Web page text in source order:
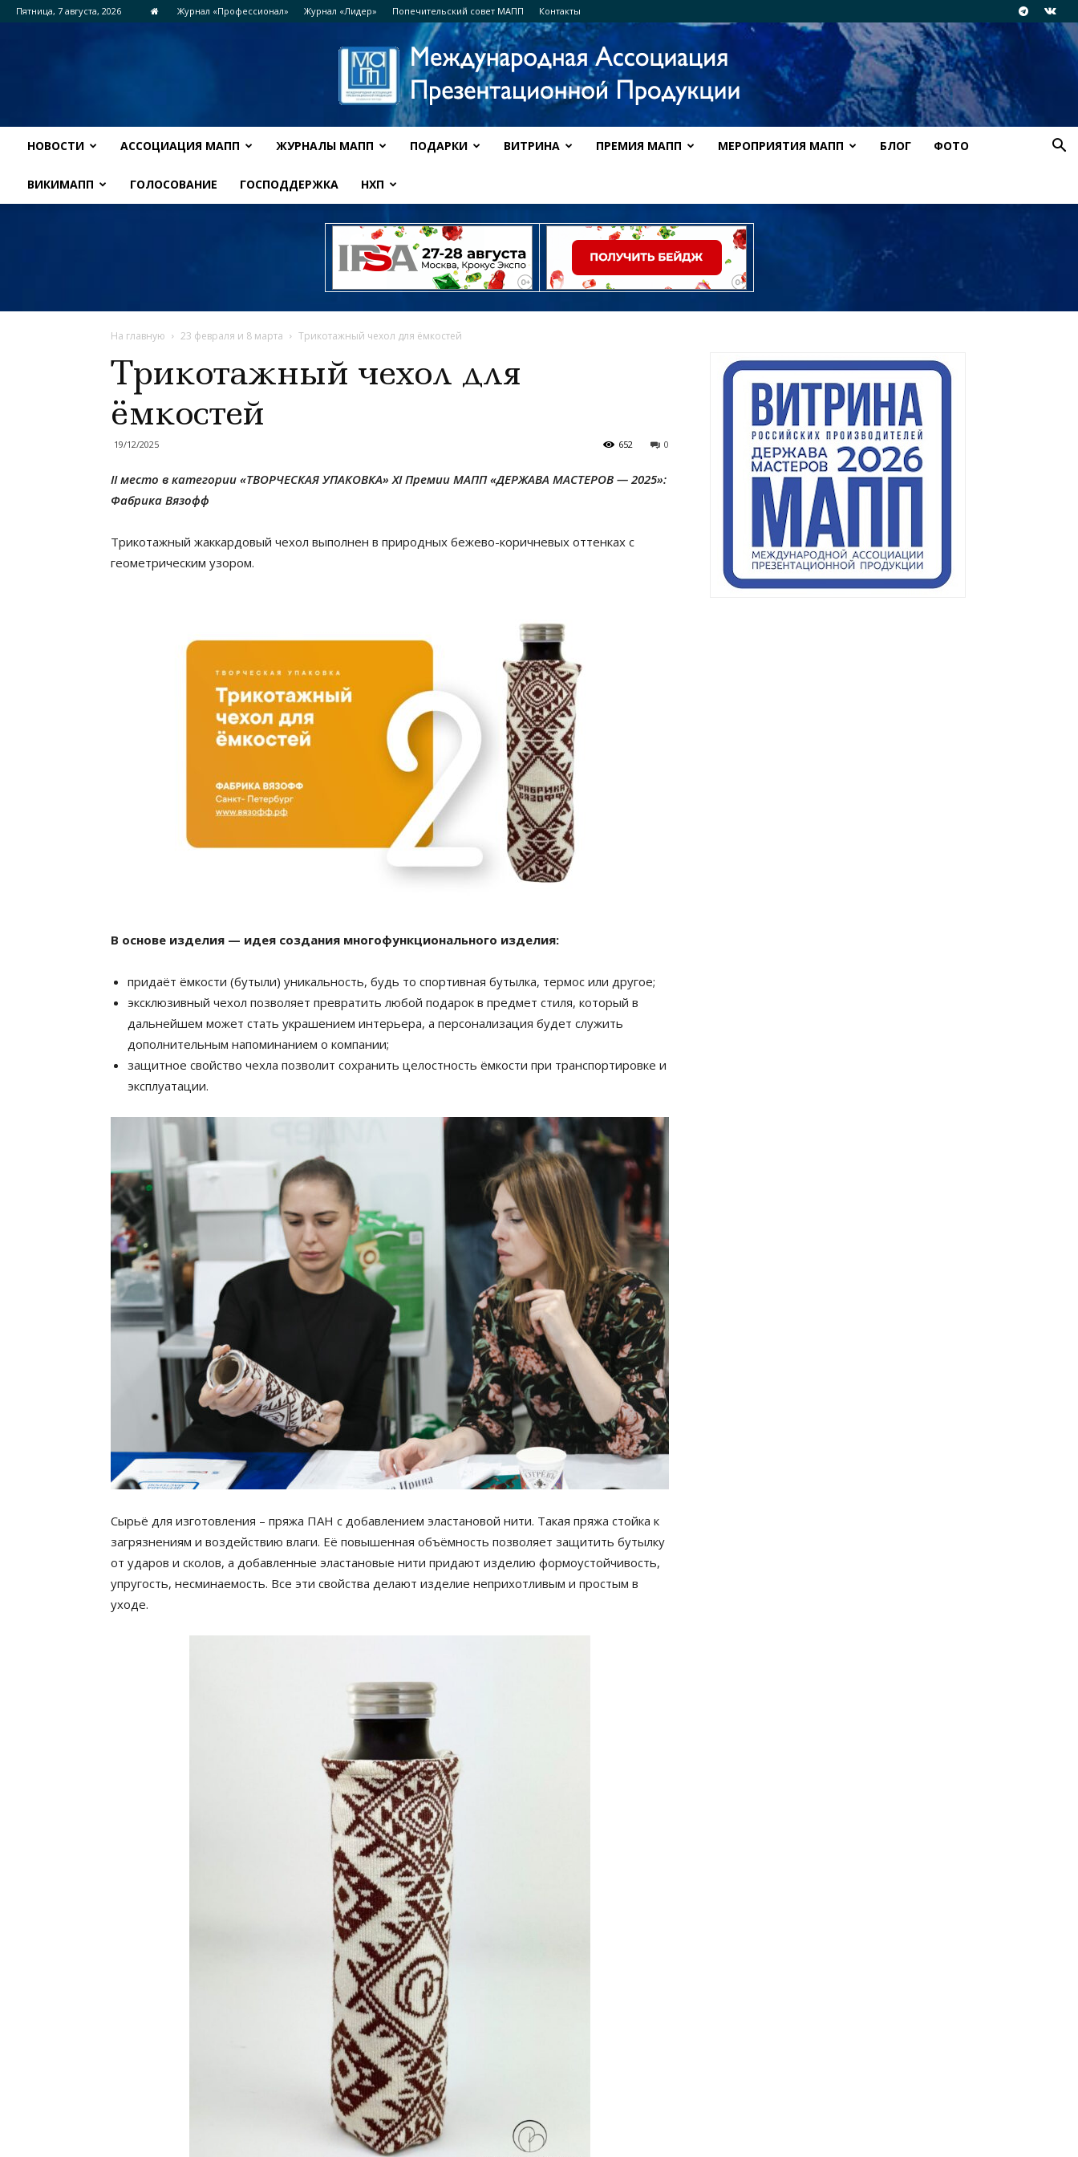
Пятница, 7 августа, 2026 Журнал «Профессионал» Журнал «Лидер» Попечительский совет МАПП Контакты
НОВОСТИ АССОЦИАЦИЯ МАПП ЖУРНАЛЫ МАПП ПОДАРКИ ВИТРИНА ПРЕМИЯ МАПП МЕРОПРИЯТИЯ МАПП БЛОГ ФОТО
ВИКИМАПП ГОЛОСОВАНИЕ ГОСПОДДЕРЖКА НХП
На главную 23 февраля и 8 марта Трикотажный чехол для ёмкостей
Трикотажный чехол для
ёмкостей
19/12/2025 0
652
II место в категории «ТВОРЧЕСКАЯ УПАКОВКА»XI Премии МАПП «ДЕРЖАВА МАСТЕРОВ — 2025»:
Фабрика Вязофф
Трикотажный жаккардовый чехол выполнен в природных бежево-коричневых оттенках с
геометрическим узором.
В основе изделия — идея создания многофункционального изделия:
придаёт ёмкости (бутыли) уникальность, будь то спортивная бутылка, термос или другое;
эксклюзивный чехол позволяет превратить любой подарок в предмет стиля, который в
дальнейшем может стать украшением интерьера, а персонализация будет служить
дополнительным напоминанием о компании;
защитное свойство чехла позволит сохранить целостность ёмкости при транспортировке и
эксплуатации.
Сырьё для изготовления – пряжа ПАН с добавлением эластановой нити. Такая пряжа стойка к
загрязнениям и воздействию влаги. Её повышенная объёмность позволяет защитить бутылку
от ударов и сколов, а добавленные эластановые нити придают изделию формоустойчивость,
упругость, несминаемость. Все эти свойства делают изделие неприхотливым и простым в
уходе.